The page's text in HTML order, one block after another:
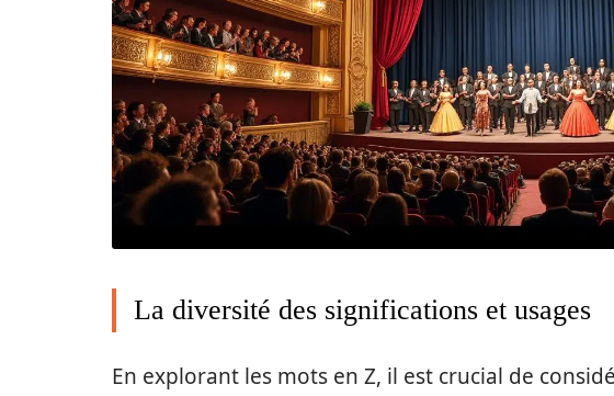
La diversité des significations et usages
En explorant les mots en Z, il est crucial de